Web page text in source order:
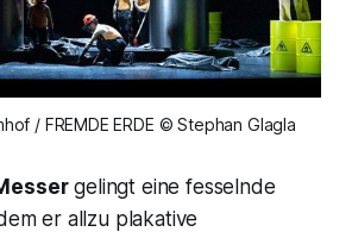
/ FREMDE ERDE © Stephan Glagla
gelingt eine fesselnde
er allzu plakative